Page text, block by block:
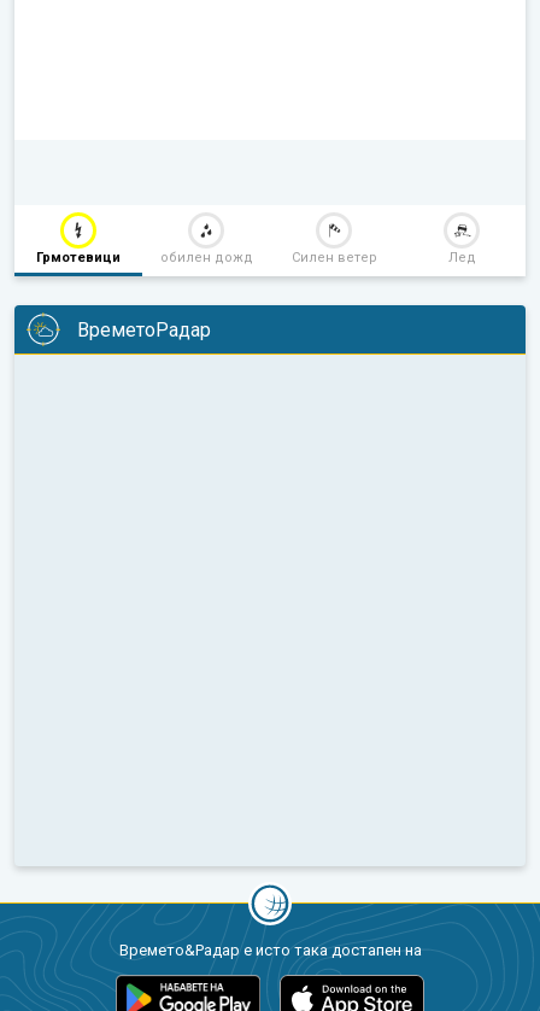
Грмотевици обилен дожд Силен ветер Лед
ВреметоРадар
Времето&Радар е исто така достапен на